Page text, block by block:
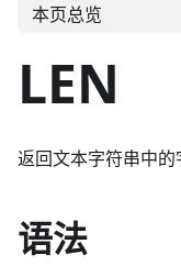
本页总览
LEN
返回文本字符串中的
语法